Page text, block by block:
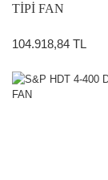
TİPİ FAN
104.918,84 TL